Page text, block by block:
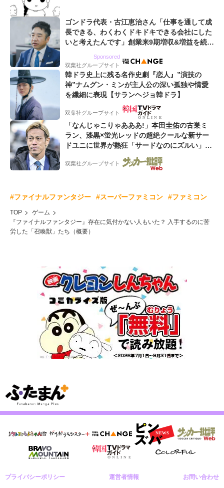
ゴンドラ代表・古江恵治さん「仕事を通して成
長できる、わくわくドキドキできる会社にした
いと考えたんです」創業来9期増収&増益を続け
Sponsored
双葉社グループサイト
韓ドラ史上に残る名作史劇『恋人』”演技の
神”ナムグン・ミンが主人公の深い孤独や情愛
を繊細に表現【サランヘジョ韓ドラ】
双葉社グループサイト
「なんじゃこりゃあああ!」本田圭佑の古巣ミ
ラン、漆黒×蛍光レッドの超絶クールな新サー
ドユニに世界が熱狂「サードなのにズルい」
「こりゃかっけえわ」
双葉社グループサイト
#ファイナルファンタジー #スーパーファミコン #ファミコン
TOP
ゲーム
『ファイナルファンタジー』存在に気付かない人もいた？ 入手するのに苦
労した「召喚獣」たち（概要）
プライバシーポリシー 運営者情報 お問い合わせ